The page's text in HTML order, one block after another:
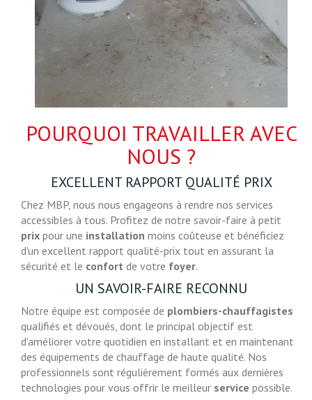
POURQUOI TRAVAILLER AVEC
NOUS ?
EXCELLENT RAPPORT QUALITÉ PRIX
Chez MBP, nous nous engageons à rendre nos services
accessibles à tous. Profitez de notre savoir-faire à petit
prix pour une installation moins coûteuse et bénéficiez
d'un excellent rapport qualité-prix tout en assurant la
sécurité et le confort de votre foyer.
UN SAVOIR-FAIRE RECONNU
Notre équipe est composée de plombiers-chauffagistes
qualifiés et dévoués, dont le principal objectif est
d'améliorer votre quotidien en installant et en maintenant
des équipements de chauffage de haute qualité. Nos
professionnels sont régulièrement formés aux dernières
technologies pour vous offrir le meilleur service possible.